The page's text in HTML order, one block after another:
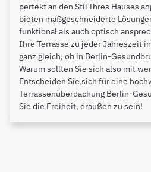
perfekt an den Stil Ihres Hauses
bieten maßgeschneiderte
funktional als auch optisch
Ihre Terrasse zu jeder Jahreszeit
ganz gleich, ob in Berlin-
Warum sollten Sie sich also mit
Entscheiden Sie sich für eine
Terrassenüberdachung Berlin-
Sie die Freiheit, draußen zu sein!